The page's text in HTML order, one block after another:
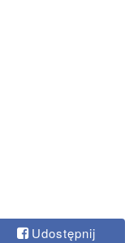
Udostępnij